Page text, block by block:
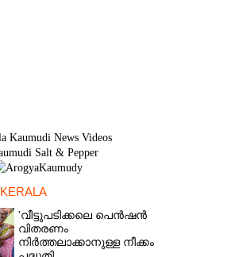
KERALA
'വീട്ടുപടിക്കലെ പെൻഷൻ
വിതരണം
നിർത്തലാക്കാനുള്ള നീക്കം